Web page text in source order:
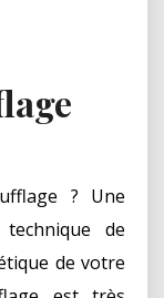
? Une
de
de votre